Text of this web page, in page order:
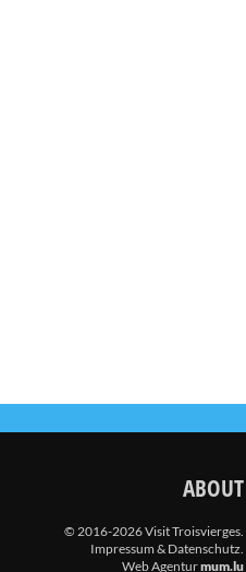
ABOUT
© 2016-2026 Visit Troisvierges.
Impressum & Datenschutz.
Web Agenturmum.lu